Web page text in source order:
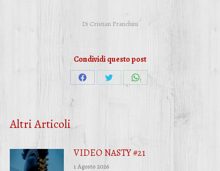
Di Cristian Franchini
Condividi questo post
CondividiCondividiCondividi
Altri Articoli
VIDEO NASTY #21
1 Agosto 2026